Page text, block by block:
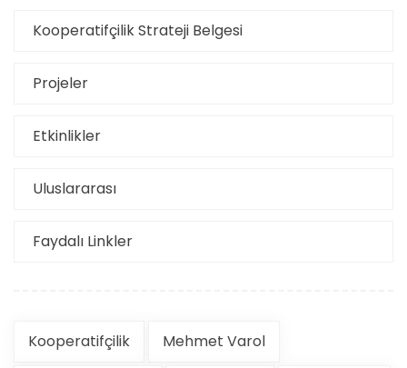
Kooperatifçilik Strateji Belgesi
Projeler
Etkinlikler
Uluslararası
Faydalı Linkler
Kooperatifçilik Mehmet Varol